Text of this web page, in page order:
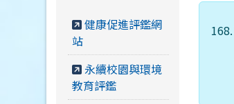
168.
健康促進評鑑網
站
永續校園與環境
教育評鑑